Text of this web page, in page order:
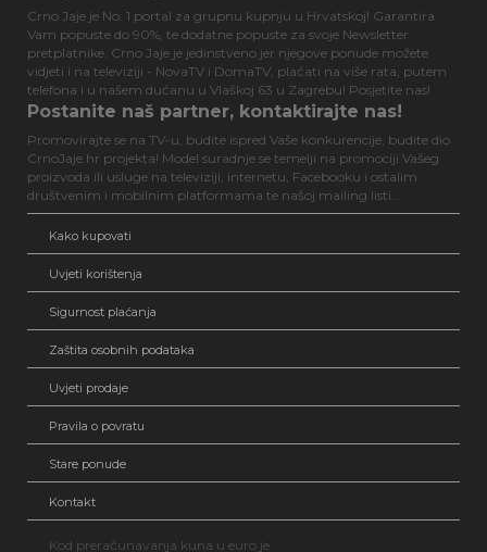
Crno Jaje je No. 1 portal za grupnu kupnju u Hrvatskoj! Garantira
Vam popuste do 90%, te dodatne popuste za svoje Newsletter
pretplatnike. Crno Jaje je jedinstveno jer njegove ponude možete
vidjeti i na televiziji - NovaTV i DomaTV, plaćati na više rata, putem
telefona i u našem dućanu u Vlaškoj 63 u Zagrebu! Posjetite nas!
Postanite naš partner, kontaktirajte nas!
Promovirajte se na TV-u, budite ispred Vaše konkurencije, budite dio
CrnoJaje.hr projekta! Model suradnje se temelji na promociji Vašeg
proizvoda ili usluge na televiziji, internetu, Facebooku i ostalim
društvenim i mobilnim platformama te našoj mailing listi...
Kako kupovati
Uvjeti korištenja
Sigurnost plaćanja
Zaštita osobnih podataka
Uvjeti prodaje
Pravila o povratu
Stare ponude
Kontakt
Kod preračunavanja kuna u euro je